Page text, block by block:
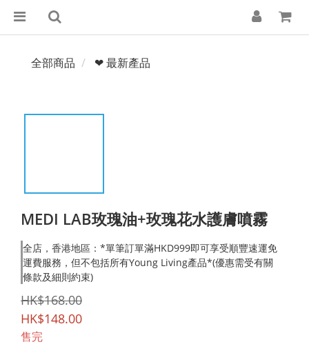
全部商品 ❤ 最新產品
MEDI LAB玫瑰油+玫瑰花水護膚噴霧
全店，香港地區：*單筆訂單滿HKD999即可享受順豐速運免
運費服務，但不包括所有Young Living產品*(優惠需受有關
條款及細則約束)
HK$168.00
HK$148.00
售完